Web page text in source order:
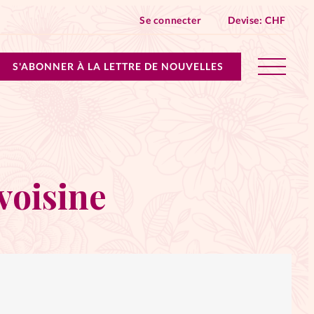
Se connecter Devise:CHF
S'ABONNER À LA LETTRE DE NOUVELLES